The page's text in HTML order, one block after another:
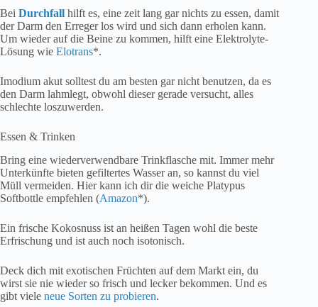
Bei Durchfall hilft es, eine zeit lang gar nichts zu essen, damit
der Darm den Erreger los wird und sich dann erholen kann.
Um wieder auf die Beine zu kommen, hilft eine Elektrolyte-
Lösung wie Elotrans*.
Imodium akut solltest du am besten gar nicht benutzen, da es
den Darm lahmlegt, obwohl dieser gerade versucht, alles
schlechte loszuwerden.
Essen & Trinken
Bring eine wiederverwendbare Trinkflasche mit. Immer mehr
Unterkünfte bieten gefiltertes Wasser an, so kannst du viel
Müll vermeiden. Hier kann ich dir die weiche Platypus
Softbottle empfehlen (Amazon*).
Ein frische Kokosnuss ist an heißen Tagen wohl die beste
Erfrischung und ist auch noch isotonisch.
Deck dich mit exotischen Früchten auf dem Markt ein, du
wirst sie nie wieder so frisch und lecker bekommen. Und es
gibt viele neue Sorten zu probieren.